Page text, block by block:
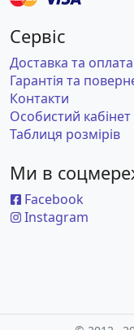
Сервіс
Доставка та оплата
Гарантія та
Контакти
Особистий кабінет
Таблиця розмірів
Ми в
Facebook
Instagram